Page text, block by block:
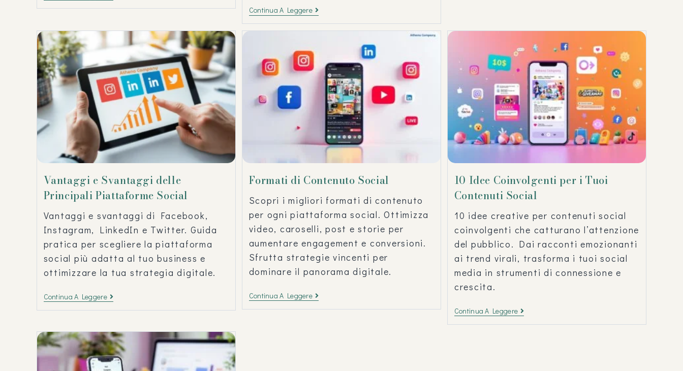
Continua A Leggere
Vantaggi e Svantaggi delle
Principali Piattaforme Social
Vantaggi e svantaggi di Facebook,
Instagram, LinkedIn e Twitter. Guida
pratica per scegliere la piattaforma
social più adatta al tuo business e
ottimizzare la tua strategia digitale.
Continua A Leggere
Formati di Contenuto Social
Scopri i migliori formati di contenuto
per ogni piattaforma social. Ottimizza
video, caroselli, post e storie per
aumentare engagement e conversioni.
Sfrutta strategie vincenti per
dominare il panorama digitale.
Continua A Leggere
10 Idee Coinvolgenti per i Tuoi
Contenuti Social
10 idee creative per contenuti social
coinvolgenti che catturano l’attenzione
del pubblico. Dai racconti emozionanti
ai trend virali, trasforma i tuoi social
media in strumenti di connessione e
crescita.
Continua A Leggere